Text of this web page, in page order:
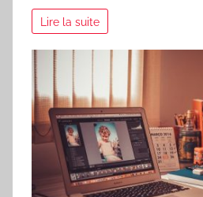
Lire la suite